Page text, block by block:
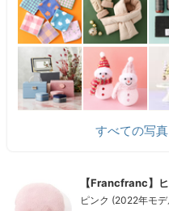
すべての写
【Francfranc】
ピンク (2022年モデ